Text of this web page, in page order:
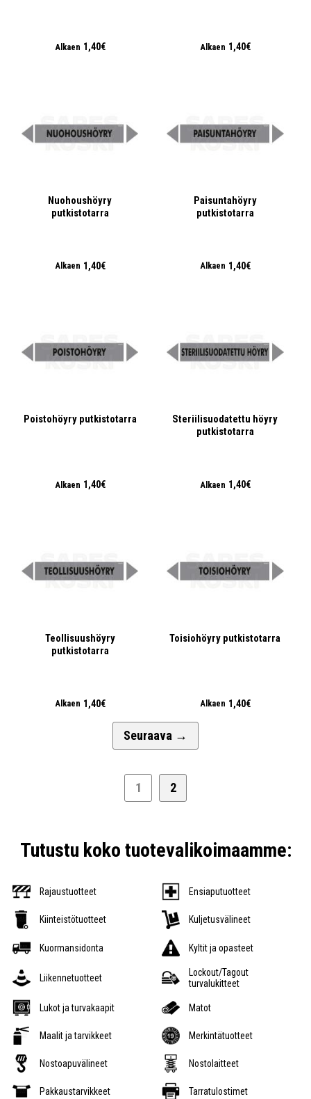
Alkaen 1,40€ Alkaen 1,40€
Nuohoushöyry
putkistotarra
Alkaen 1,40€
Paisuntahöyry
putkistotarra
Alkaen 1,40€
Poistohöyry putkistotarra
Alkaen 1,40€
Steriilisuodatettu höyry
putkistotarra
Alkaen 1,40€
Teollisuushöyry
putkistotarra
Alkaen 1,40€
Toisiohöyry putkistotarra
Alkaen 1,40€
1 2
Seuraava →
Tutustu koko tuotevalikoimaamme:
Rajaustuotteet Ensiaputuotteet
Kiinteistötuotteet Kuljetusvälineet
Kuormansidonta Kyltit ja opasteet
Liikennetuotteet
Lockout/Tagout
turvalukitteet
Lukot ja turvakaapit Matot
Maalit ja tarvikkeet Merkintätuotteet
Nostoapuvälineet Nostolaitteet
Pakkaustarvikkeet Tarratulostimet